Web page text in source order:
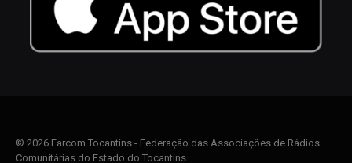
© 2026 Farcom Tocantins - Federação das Associações de Rádios
Comunitárias do Estado do Tocantins